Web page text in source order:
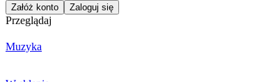
Załóż konto Zaloguj się
Przeglądaj
Muzyka